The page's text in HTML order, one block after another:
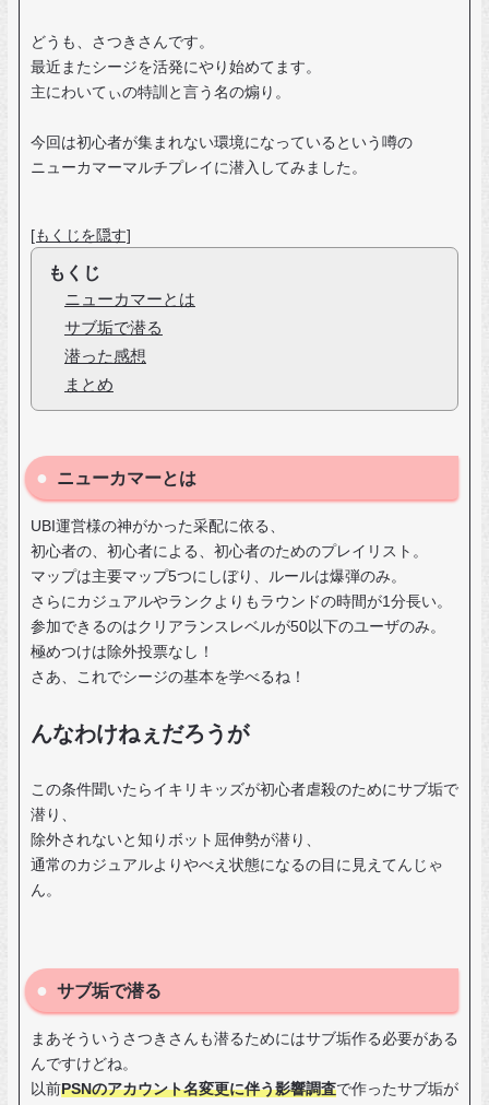
どうも、さつきさんです。
最近またシージを活発にやり始めてます。
主にわいてぃの特訓と言う名の煽り。
今回は初心者が集まれない環境になっているという噂の
ニューカマーマルチプレイに潜入してみました。
[もくじを隠す]
もくじ
ニューカマーとは
サブ垢で潜る
潜った感想
まとめ
ニューカマーとは
UBI運営様の神がかった采配に依る、
初心者の、初心者による、初心者のためのプレイリスト。
マップは主要マップ5つにしぼり、ルールは爆弾のみ。
さらにカジュアルやランクよりもラウンドの時間が1分長い。
参加できるのはクリアランスレベルが50以下のユーザのみ。
極めつけは除外投票なし！
さあ、これでシージの基本を学べるね！
んなわけねぇだろうが
この条件聞いたらイキリキッズが初心者虐殺のためにサブ垢で
潜り、
除外されないと知りボット屈伸勢が潜り、
通常のカジュアルよりやべえ状態になるの目に見えてんじゃ
ん。
サブ垢で潜る
まあそういうさつきさんも潜るためにはサブ垢作る必要がある
んですけどね。
以前PSNのアカウント名変更に伴う影響調査で作ったサブ垢が